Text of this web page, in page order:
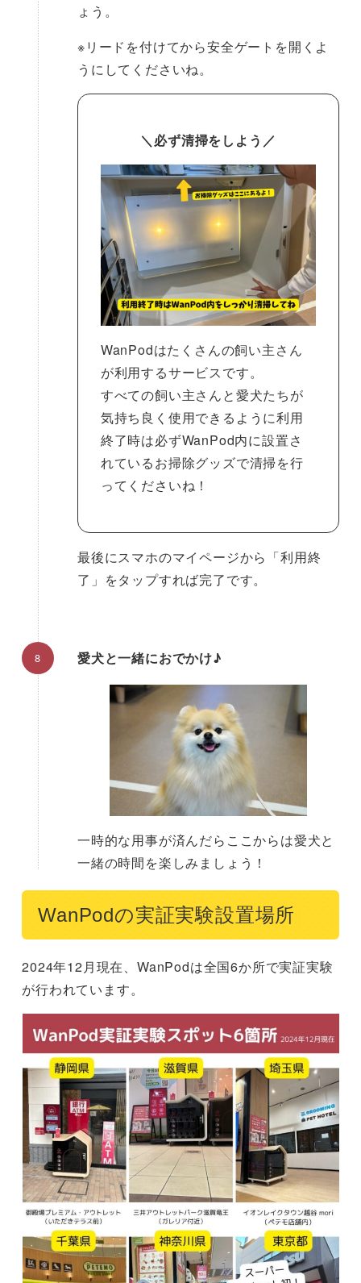
ょう。
※リードを付けてから安全ゲートを開くよ
うにしてくださいね。
＼必ず清掃をしよう／
WanPodはたくさんの飼い主さん
が利用するサービスです。
すべての飼い主さんと愛犬たちが
気持ち良く使用できるように利用
終了時は必ずWanPod内に設置さ
れているお掃除グッズで清掃を行
ってくださいね！
最後にスマホのマイページから「利用終
了」をタップすれば完了です。
愛犬と一緒におでかけ♪
一時的な用事が済んだらここからは愛犬と
一緒の時間を楽しみましょう！
WanPodの実証実験設置場所
2024年12月現在、WanPodは全国6か所で実証実験
が行われています。